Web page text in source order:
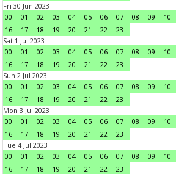
Fri 30 Jun 2023
00
01 02 03 04 05 06 07 08 09 10
16
17 18 19 20 21 22
23
Sat 1 Jul 2023
00
01 02 03 04 05 06 07 08 09 10
16
17 18 19 20 21 22
23
Sun 2 Jul 2023
00
01 02 03 04 05 06 07 08 09 10
16
17 18 19 20 21 22
23
Mon 3 Jul 2023
00
01 02 03 04 05 06 07 08 09 10
16
17 18 19 20 21 22
23
Tue 4 Jul 2023
00
01 02 03 04 05 06 07 08 09 10
16
17 18 19 20 21 22
23